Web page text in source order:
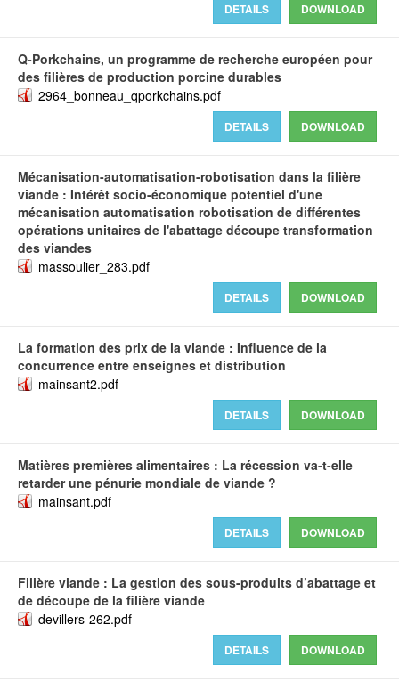
DOWNLOAD
DETAILS
Q‐Porkchains, un programme de recherche européen pour
des filières de production porcine durables
2964_bonneau_qporkchains.pdf
DOWNLOAD
DETAILS
Mécanisation-automatisation-robotisation dans la filière
viande : Intérêt socio-économique potentiel d'une
mécanisation automatisation robotisation de différentes
opérations unitaires de l'abattage découpe transformation
des viandes
massoulier_283.pdf
DOWNLOAD
DETAILS
La formation des prix de la viande : Influence de la
concurrence entre enseignes et distribution
mainsant2.pdf
DOWNLOAD
DETAILS
Matières premières alimentaires : La récession va-t-elle
retarder une pénurie mondiale de viande ?
mainsant.pdf
DOWNLOAD
DETAILS
Filière viande : La gestion des sous-produits d’abattage et
de découpe de la filière viande
devillers-262.pdf
DOWNLOAD
DETAILS